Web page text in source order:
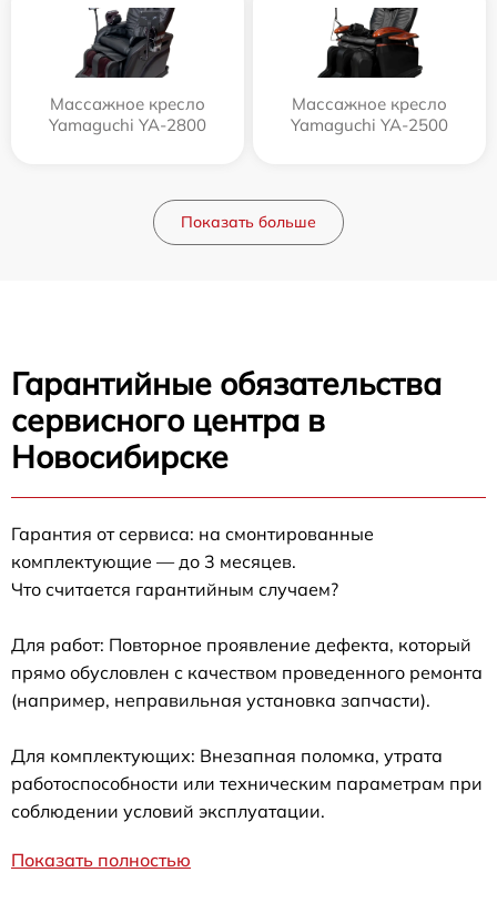
Массажное кресло
Yamaguchi YA-2800
Массажное кресло
Yamaguchi YA-2500
Показать больше
Гарантийные обязательства
сервисного центра в
Новосибирске
Гарантия от сервиса: на смонтированные
комплектующие — до 3 месяцев.
Что считается гарантийным случаем?
Для работ: Повторное проявление дефекта, который
прямо обусловлен с качеством проведенного ремонта
(например, неправильная установка запчасти).
Для комплектующих: Внезапная поломка, утрата
работоспособности или техническим параметрам при
соблюдении условий эксплуатации.
Показать полностью